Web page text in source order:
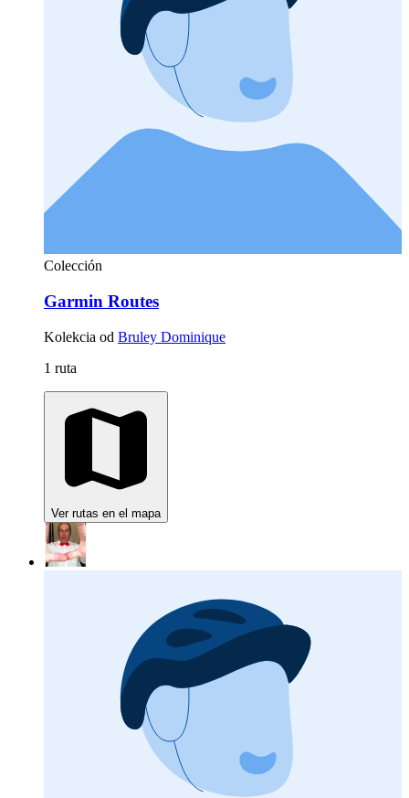
Colección
Garmin Routes
Kolekcia od Bruley Dominique
1 ruta
Ver rutas en el mapa